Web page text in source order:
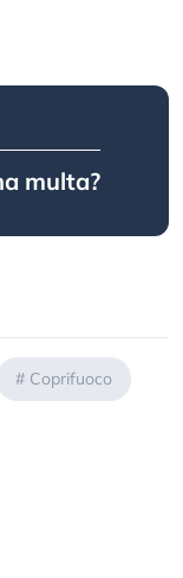
multa?
# Coprifuoco